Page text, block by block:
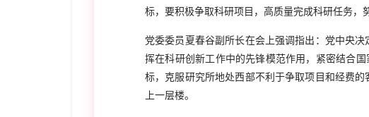
标，要积极争取科研项目，高质量完成科研任务，
党委委员夏春谷副所长在会上强调指出：党中央
挥在科研创新工作中的先锋模范作用，紧密结合
标，克服研究所地处西部不利于争取项目和经费
上一层楼。